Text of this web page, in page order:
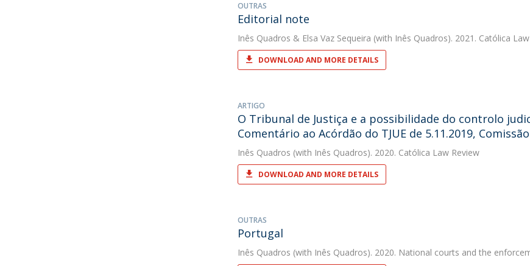
OUTRAS
Editorial note
Inês Quadros & Elsa Vaz Sequeira (with Inês Quadros). 2021. Católica
DOWNLOAD AND MORE DETAILS
ARTIGO
O Tribunal de Justiça e a possibilidade do controlo
Comentário ao Acórdão do TJUE de 5.11.2019,
Inês Quadros (with Inês Quadros). 2020. Católica Law Review
DOWNLOAD AND MORE DETAILS
OUTRAS
Portugal
Inês Quadros (with Inês Quadros). 2020. National courts and the